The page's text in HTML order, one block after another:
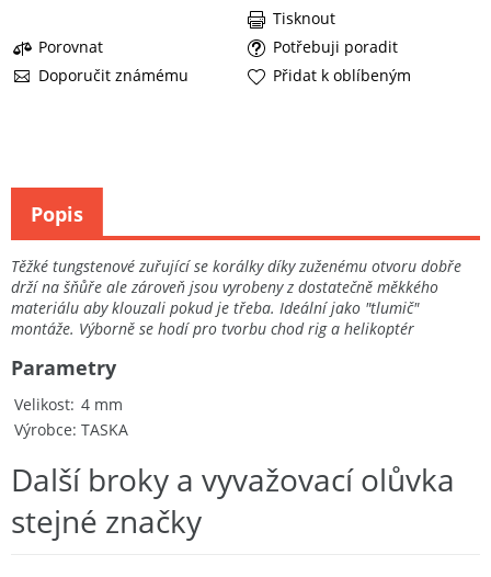
Porovnat
Potřebuji poradit
Doporučit známému
Tisknout
Přidat k oblíbeným
Těžké tungstenové zuřující se korálky díky zuženému otvoru dobře
drží na šňůře ale zároveň jsou vyrobeny z dostatečně měkkého
materiálu aby klouzali pokud je třeba. Ideální jako "tlumič"
montáže. Výborně se hodí pro tvorbu chod rig a helikoptér
Velikost 4 mm
Výrobce TASKA
Parametry
Popis
Další broky a vyvažovací olůvka
stejné značky